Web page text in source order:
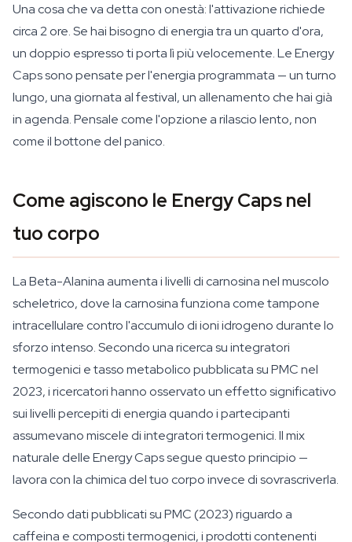
Una cosa che va detta con onestà: l'attivazione richiede
circa 2 ore. Se hai bisogno di energia tra un quarto d'ora,
un doppio espresso ti porta lì più velocemente. Le Energy
Caps sono pensate per l'energia programmata — un turno
lungo, una giornata al festival, un allenamento che hai già
in agenda. Pensale come l'opzione a rilascio lento, non
come il bottone del panico.
Come agiscono le Energy Caps nel
tuo corpo
La Beta-Alanina aumenta i livelli di carnosina nel muscolo
scheletrico, dove la carnosina funziona come tampone
intracellulare contro l'accumulo di ioni idrogeno durante lo
sforzo intenso. Secondo una ricerca su integratori
termogenici e tasso metabolico pubblicata su PMC nel
2023, i ricercatori hanno osservato un effetto significativo
sui livelli percepiti di energia quando i partecipanti
assumevano miscele di integratori termogenici. Il mix
naturale delle Energy Caps segue questo principio —
lavora con la chimica del tuo corpo invece di sovrascriverla.
Secondo dati pubblicati su PMC (2023) riguardo a
caffeina e composti termogenici, i prodotti contenenti